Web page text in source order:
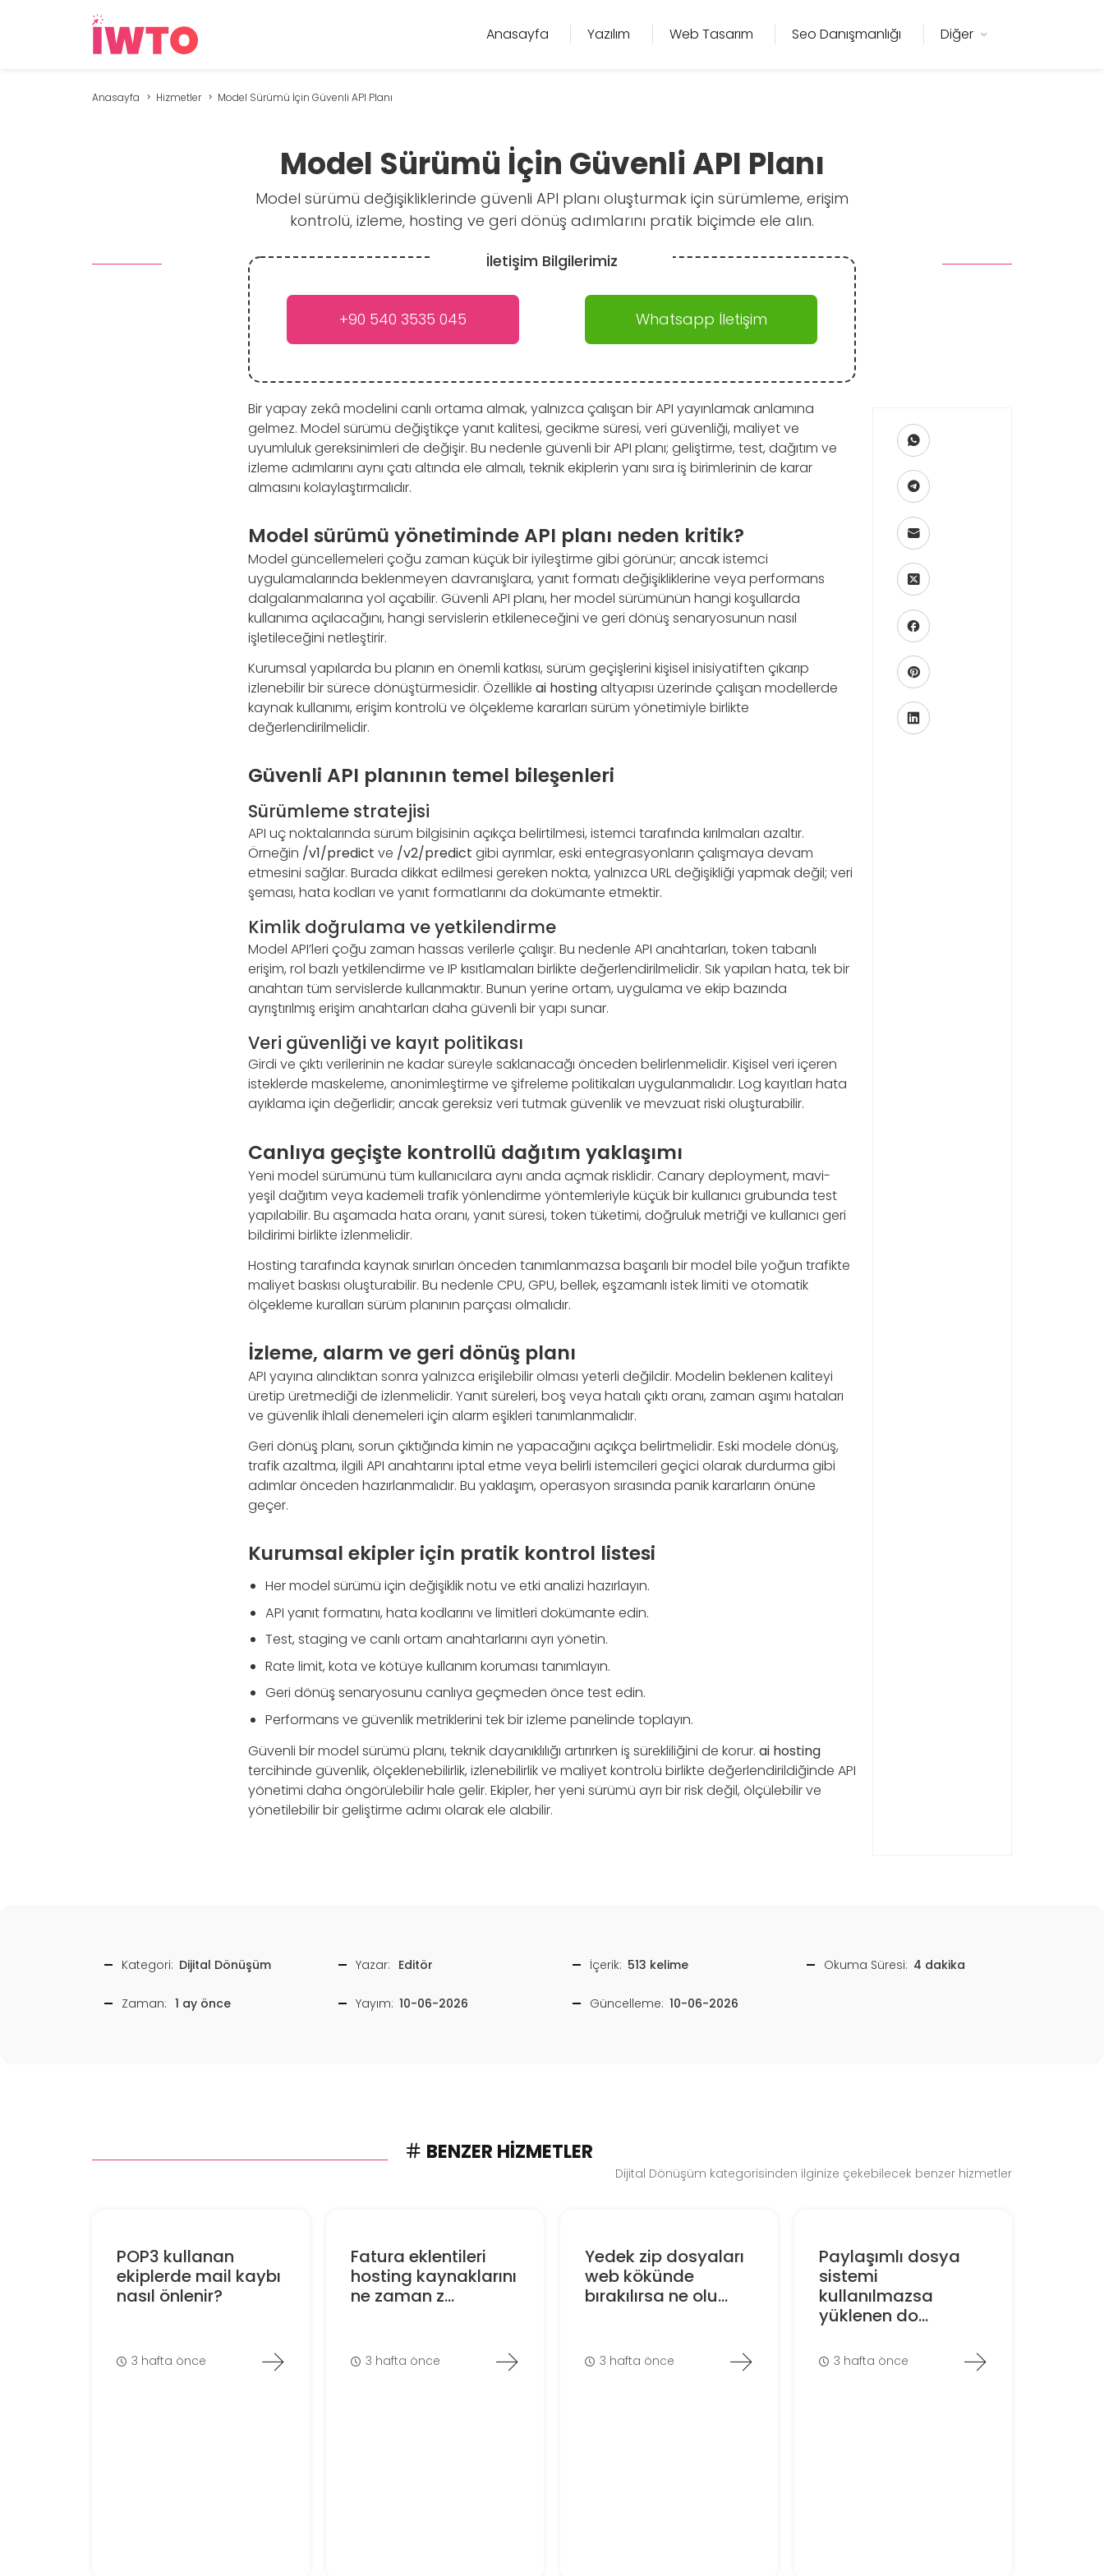
Anasayfa Yazılım Web Tasarım Seo Danışmanlığı Diğer
Anasayfa Hizmetler Model Sürümü İçin Güvenli API Planı
Model Sürümü İçin Güvenli API Planı
Model sürümü değişikliklerinde güvenli API planı oluşturmak için sürümleme, erişim
kontrolü, izleme, hosting ve geri dönüş adımlarını pratik biçimde ele alın.
İletişim Bilgilerimiz
+90 540 3535 045 Whatsapp İletişim
Bir yapay zekâ modelini canlı ortama almak, yalnızca çalışan bir API yayınlamak anlamına
gelmez. Model sürümü değiştikçe yanıt kalitesi, gecikme süresi, veri güvenliği, maliyet ve
uyumluluk gereksinimleri de değişir. Bu nedenle güvenli bir API planı; geliştirme, test, dağıtım ve
izleme adımlarını aynı çatı altında ele almalı, teknik ekiplerin yanı sıra iş birimlerinin de karar
almasını kolaylaştırmalıdır.
Model sürümü yönetiminde API planı neden kritik?
Model güncellemeleri çoğu zaman küçük bir iyileştirme gibi görünür; ancak istemci
uygulamalarında beklenmeyen davranışlara, yanıt formatı değişikliklerine veya performans
dalgalanmalarına yol açabilir. Güvenli API planı, her model sürümünün hangi koşullarda
kullanıma açılacağını, hangi servislerin etkileneceğini ve geri dönüş senaryosunun nasıl
işletileceğini netleştirir.
Kurumsal yapılarda bu planın en önemli katkısı, sürüm geçişlerini kişisel inisiyatiften çıkarıp
izlenebilir bir sürece dönüştürmesidir. Özellikle ai hostingaltyapısı üzerinde çalışan modellerde
kaynak kullanımı, erişim kontrolü ve ölçekleme kararları sürüm yönetimiyle birlikte
değerlendirilmelidir.
Güvenli API planının temel bileşenleri
Sürümleme stratejisi
API uç noktalarında sürüm bilgisinin açıkça belirtilmesi, istemci tarafında kırılmaları azaltır.
Örneğin /v1/predict ve /v2/predict gibi ayrımlar, eski entegrasyonların çalışmaya devam
etmesini sağlar. Burada dikkat edilmesi gereken nokta, yalnızca URL değişikliği yapmak değil; veri
şeması, hata kodları ve yanıt formatlarını da dokümante etmektir.
Kimlik doğrulama ve yetkilendirme
Model API’leri çoğu zaman hassas verilerle çalışır. Bu nedenle API anahtarları, token tabanlı
erişim, rol bazlı yetkilendirme ve IP kısıtlamaları birlikte değerlendirilmelidir. Sık yapılan hata, tek bir
anahtarı tüm servislerde kullanmaktır. Bunun yerine ortam, uygulama ve ekip bazında
ayrıştırılmış erişim anahtarları daha güvenli bir yapı sunar.
Veri güvenliği ve kayıt politikası
Girdi ve çıktı verilerinin ne kadar süreyle saklanacağı önceden belirlenmelidir. Kişisel veri içeren
isteklerde maskeleme, anonimleştirme ve şifreleme politikaları uygulanmalıdır. Log kayıtları hata
ayıklama için değerlidir; ancak gereksiz veri tutmak güvenlik ve mevzuat riski oluşturabilir.
Canlıya geçişte kontrollü dağıtım yaklaşımı
Yeni model sürümünü tüm kullanıcılara aynı anda açmak risklidir. Canary deployment, mavi-
yeşil dağıtım veya kademeli trafik yönlendirme yöntemleriyle küçük bir kullanıcı grubunda test
yapılabilir. Bu aşamada hata oranı, yanıt süresi, token tüketimi, doğruluk metriği ve kullanıcı geri
bildirimi birlikte izlenmelidir.
Hosting tarafında kaynak sınırları önceden tanımlanmazsa başarılı bir model bile yoğun trafikte
maliyet baskısı oluşturabilir. Bu nedenle CPU, GPU, bellek, eşzamanlı istek limiti ve otomatik
ölçekleme kuralları sürüm planının parçası olmalıdır.
İzleme, alarm ve geri dönüş planı
API yayına alındıktan sonra yalnızca erişilebilir olması yeterli değildir. Modelin beklenen kaliteyi
üretip üretmediği de izlenmelidir. Yanıt süreleri, boş veya hatalı çıktı oranı, zaman aşımı hataları
ve güvenlik ihlali denemeleri için alarm eşikleri tanımlanmalıdır.
Geri dönüş planı, sorun çıktığında kimin ne yapacağını açıkça belirtmelidir. Eski modele dönüş,
trafik azaltma, ilgili API anahtarını iptal etme veya belirli istemcileri geçici olarak durdurma gibi
adımlar önceden hazırlanmalıdır. Bu yaklaşım, operasyon sırasında panik kararların önüne
geçer.
Kurumsal ekipler için pratik kontrol listesi
Her model sürümü için değişiklik notu ve etki analizi hazırlayın.
API yanıt formatını, hata kodlarını ve limitleri dokümante edin.
Test, staging ve canlı ortam anahtarlarını ayrı yönetin.
Rate limit, kota ve kötüye kullanım koruması tanımlayın.
Geri dönüş senaryosunu canlıya geçmeden önce test edin.
Performans ve güvenlik metriklerini tek bir izleme panelinde toplayın.
Güvenli bir model sürümü planı, teknik dayanıklılığı artırırken iş sürekliliğini de korur. ai hosting
tercihinde güvenlik, ölçeklenebilirlik, izlenebilirlik ve maliyet kontrolü birlikte değerlendirildiğinde API
yönetimi daha öngörülebilir hale gelir. Ekipler, her yeni sürümü ayrı bir risk değil, ölçülebilir ve
yönetilebilir bir geliştirme adımı olarak ele alabilir.
Kategori: Dijital Dönüşüm Yazar: Editör İçerik: 513 kelime Okuma Süresi: 4 dakika
Zaman: 1 ay önce Yayım: 10-06-2026 Güncelleme: 10-06-2026
BENZER HIZMETLER
Dijital Dönüşüm kategorisinden ilginize çekebilecek benzer hizmetler
POP3 kullanan
ekiplerde mail kaybı
nasıl önlenir?
3 hafta önce
Fatura eklentileri
hosting kaynaklarını
ne zaman z...
3 hafta önce
Yedek zip dosyaları
web kökünde
bırakılırsa ne olu...
3 hafta önce
Paylaşımlı dosya
sistemi
kullanılmazsa
yüklenen do...
3 hafta önce